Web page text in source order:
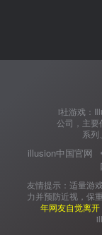
i社游戏：
公司，主要
系列
illusion中国官网
友情提示：适量游
力并预防近视，保
年网友自觉离开